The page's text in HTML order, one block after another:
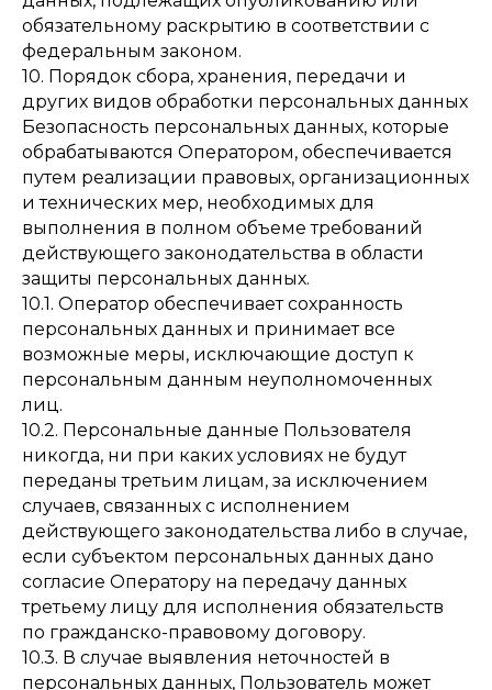
обязательному раскрытию в соответствии с
федеральным законом.
10. Порядок сбора, хранения, передачи и
других видов обработки персональных данных
Безопасность персональных данных, которые
обрабатываются Оператором, обеспечивается
путем реализации правовых, организационных
и технических мер, необходимых для
выполнения в полном объеме требований
действующего законодательства в области
защиты персональных данных.
10.1. Оператор обеспечивает сохранность
персональных данных и принимает все
возможные меры, исключающие доступ к
персональным данным неуполномоченных
лиц.
10.2. Персональные данные Пользователя
никогда, ни при каких условиях не будут
переданы третьим лицам, за исключением
случаев, связанных с исполнением
действующего законодательства либо в случае,
если субъектом персональных данных дано
согласие Оператору на передачу данных
третьему лицу для исполнения обязательств
по гражданско-правовому договору.
10.3. В случае выявления неточностей в
персональных данных, Пользователь может